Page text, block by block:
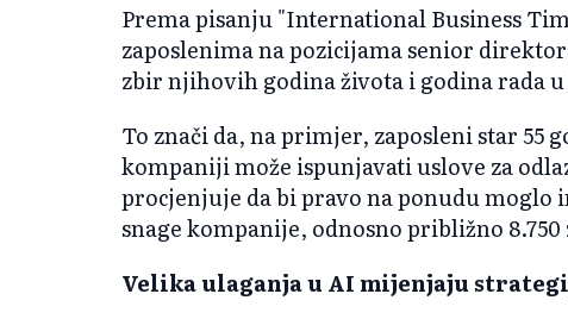
Prema pisanju "International Business
zaposlenima na pozicijama senior
zbir njihovih godina života i godina rada
To znači da, na primjer, zaposleni star 55
kompaniji može ispunjavati uslove za
procjenjuje da bi pravo na ponudu moglo
snage kompanije, odnosno približno
Velika ulaganja u AI mijenjaju